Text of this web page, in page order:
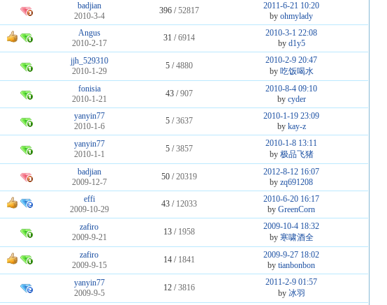
badjian
2010-3-4
396 /52817
2011-6-21 10:20
byohmylady
Angus
2010-2-17
31 /6914
2010-3-1 22:08
by d1y5
jjh_529310
2010-1-29
5 /4880
2010-2-9 20:47
by 吃饭喝水
fonisia
2010-1-21
43 /907
2010-8-4 09:10
by cyder
yanyin77
2010-1-6
5 /3637
2010-1-19 23:09
by kay-z
yanyin77
2010-1-1
5 /3857
2010-1-8 13:11
by 极品飞猪
badjian
2009-12-7
50 /20319
2012-8-12 16:07
byzq691208
effi
2009-10-29
43 / 12033
2010-6-20 16:17
byGreenCorn
zafiro
2009-9-21
13 / 1958
2009-10-4 18:32
by 寒啸酒全
zafiro
2009-9-15
14 / 1841
2009-9-27 18:02
bytianbonbon
yanyin77
2009-9-5
12 /3816
2011-2-9 01:57
by 冰羽